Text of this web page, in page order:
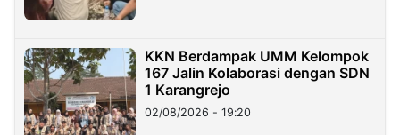
KKN Berdampak UMM Kelompok
167 Jalin Kolaborasi dengan SDN
1 Karangrejo
02/08/2026 - 19:20